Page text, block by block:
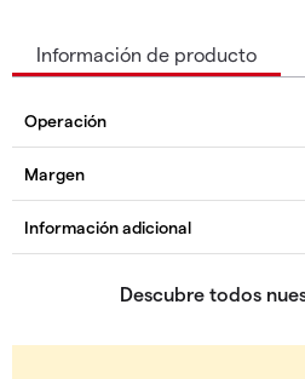
Información de producto